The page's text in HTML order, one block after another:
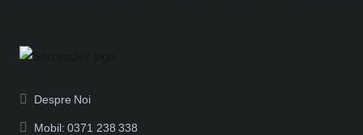
Despre Noi
Mobil: 0371 238 338